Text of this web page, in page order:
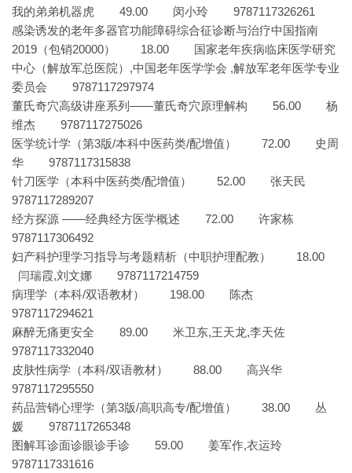
我的弟弟机器虎 49.00 闵小玲 9787117326261
感染诱发的老年多器官功能障碍综合征诊断与治疗中国指南
2019（包销20000） 18.00 国家老年疾病临床医学研究
中心（解放军总医院）,中国老年医学学会 ,解放军老年医学专业
委员会 9787117297974
董氏奇穴高级讲座系列——董氏奇穴原理解构 56.00 杨
维杰 9787117275026
医学统计学（第3版/本科中医药类/配增值） 72.00 史周
华 9787117315838
针刀医学（本科中医药类/配增值） 52.00 张天民
9787117289207
经方探源 ——经典经方医学概述 72.00 许家栋
9787117306492
妇产科护理学习指导与考题精析（中职护理配教） 18.00
闫瑞霞,刘文娜 9787117214759
病理学（本科/双语教材） 198.00 陈杰
9787117294621
麻醉无痛更安全 89.00 米卫东,王天龙,李天佐
9787117332040
皮肤性病学（本科/双语教材） 88.00 高兴华
9787117295550
药品营销心理学（第3版/高职高专/配增值） 38.00 丛
媛 9787117265348
图解耳诊面诊眼诊手诊 59.00 姜军作,衣运玲
9787117331616